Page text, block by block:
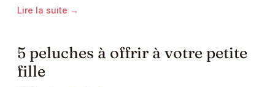
Lire la suite →
5 peluches à offrir à votre petite
fille